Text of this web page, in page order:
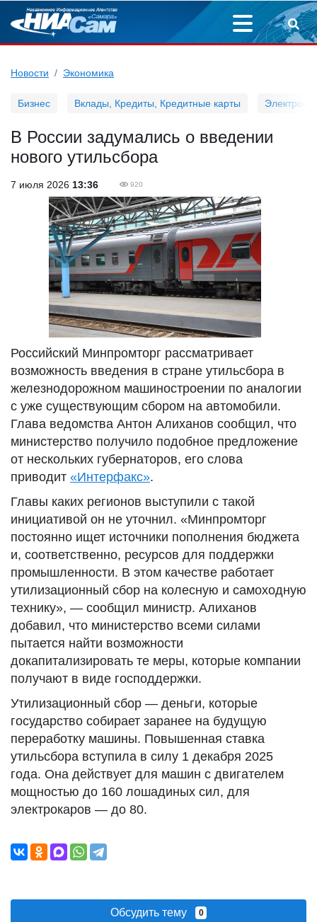
Новости Экономика
Бизнес Вклады, Кредиты, Кредитные карты
В России задумались о введении
нового утильсбора
7 июля 2026 13:36 920
Российский Минпромторг рассматривает
возможность введения в стране утильсбора в
железнодорожном машиностроении по аналогии
с уже существующим сбором на автомобили.
Глава ведомства Антон Алиханов сообщил, что
министерство получило подобное предложение
от нескольких губернаторов, его слова
приводит «Интерфакс».
Главы каких регионов выступили с такой
инициативой он не уточнил. «Минпромторг
постоянно ищет источники пополнения бюджета
и, соответственно, ресурсов для поддержки
промышленности. В этом качестве работает
утилизационный сбор на колесную и самоходную
технику», — сообщил министр. Алиханов
добавил, что министерство всеми силами
пытается найти возможности
докапитализировать те меры, которые компании
получают в виде господдержки.
Утилизационный сбор — деньги, которые
государство собирает заранее на будущую
переработку машины. Повышенная ставка
утильсбора вступила в силу 1 декабря 2025
года. Она действует для машин с двигателем
мощностью до 160 лошадиных сил, для
электрокаров — до 80.
Обсудить тему 0